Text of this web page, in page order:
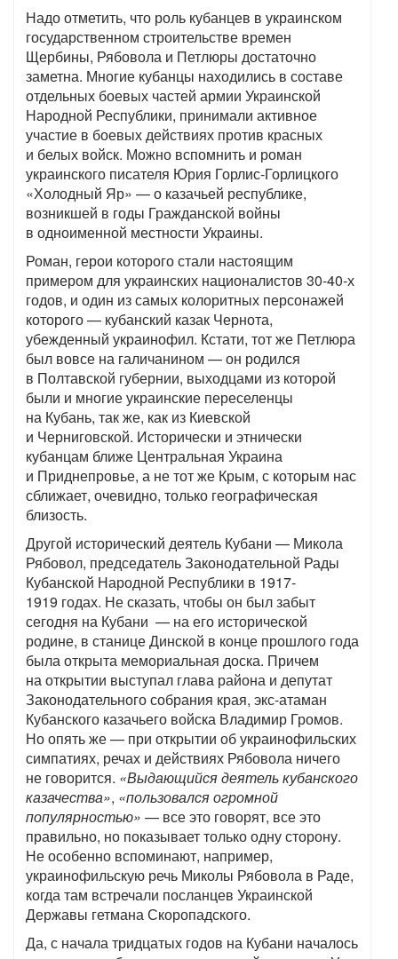
Надо отметить, что роль кубанцев в украинском
государственном строительстве времен
Щербины, Рябовола и Петлюры достаточно
заметна. Многие кубанцы находились в составе
отдельных боевых частей армии Украинской
Народной Республики, принимали активное
участие в боевых действиях против красных
и белых войск. Можно вспомнить и роман
украинского писателя Юрия Горлис-Горлицкого
«Холодный Яр» — о казачьей республике,
возникшей в годы Гражданской войны
в одноименной местности Украины.
Роман, герои которого стали настоящим
примером для украинских националистов 30-40-х
годов, и один из самых колоритных персонажей
которого — кубанский казак Чернота,
убежденный украинофил. Кстати, тот же Петлюра
был вовсе на галичанином — он родился
в Полтавской губернии, выходцами из которой
были и многие украинские переселенцы
на Кубань, так же, как из Киевской
и Черниговской. Исторически и этнически
кубанцам ближе Центральная Украина
и Приднепровье, а не тот же Крым, с которым нас
сближает, очевидно, только географическая
близость.
Другой исторический деятель Кубани — Микола
Рябовол, председатель Законодательной Рады
Кубанской Народной Республики в 1917-
1919 годах. Не сказать, чтобы он был забыт
сегодня на Кубани — на его исторической
родине, в станице Динской в конце прошлого года
была открыта мемориальная доска. Причем
на открытии выступал глава района и депутат
Законодательного собрания края, экс-атаман
Кубанского казачьего войска Владимир Громов.
Но опять же — при открытии об украинофильских
симпатиях, речах и действиях Рябовола ничего
не говорится. «Выдающийся деятель кубанского
казачества», «пользовался огромной
популярностью» — все это говорят, все это
правильно, но показывает только одну сторону.
Не особенно вспоминают, например,
украинофильскую речь Миколы Рябовола в Раде,
когда там встречали посланцев Украинской
Державы гетмана Скоропадского.
Да, с начала тридцатых годов на Кубани началось